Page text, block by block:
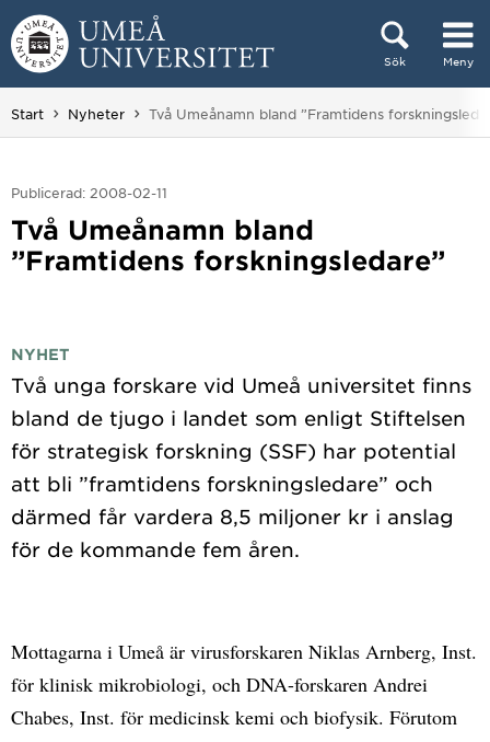
Hoppa direkt till innehållet
Sök Meny
Huvudmenyn dold.
Start Nyheter Du är här:
Två Umeånamn bland ”Framtidens
Publicerad: 2008-02-11
Två Umeånamn bland
”Framtidens forskningsledare”
NYHET
Två unga forskare vid Umeå universitet finns
bland de tjugo i landet som enligt Stiftelsen
för strategisk forskning (SSF) har potential
att bli ”framtidens forskningsledare” och
därmed får vardera 8,5 miljoner kr i anslag
Mottagarna i Umeå är virusforskaren Niklas Arnberg, Inst.
för klinisk mikrobiologi, och DNA-forskaren Andrei
Chabes, Inst. för medicinsk kemi och biofysik. Förutom